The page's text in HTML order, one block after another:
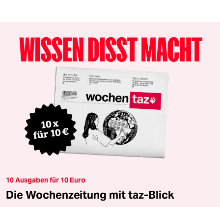
10 Ausgaben für 10 Euro
Die Wochenzeitung mit taz-Blick